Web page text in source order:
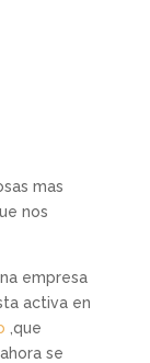
mas
nos
empresa
activa en
,que
se